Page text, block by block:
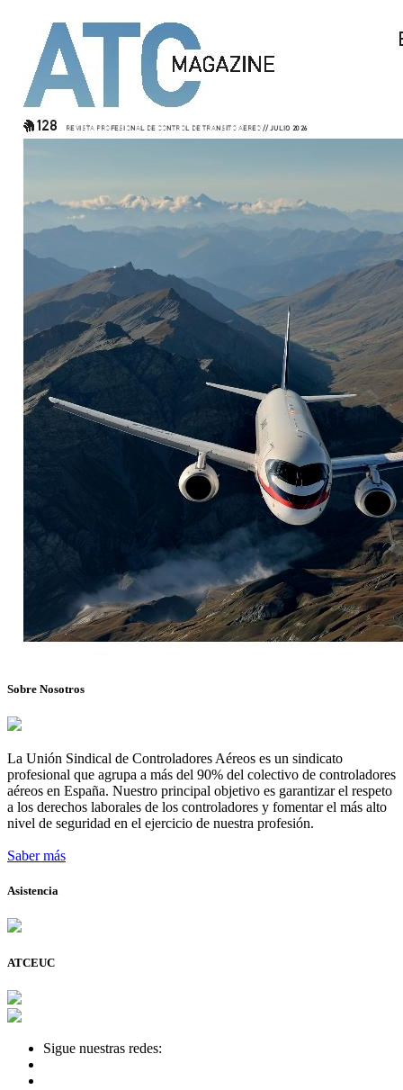
Sobre Nosotros
La Unión Sindical de Controladores Aéreos es un sindicato
profesional que agrupa a más del 90% del colectivo de controladores
aéreos en España. Nuestro principal objetivo es garantizar el respeto
a los derechos laborales de los controladores y fomentar el más alto
nivel de seguridad en el ejercicio de nuestra profesión.
Saber más
Asistencia
ATCEUC
Sigue nuestras redes: